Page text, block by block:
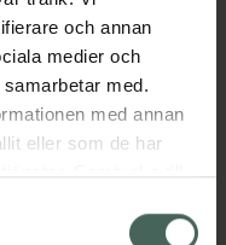
och annan
medier och
med.
med annan
eller som de har
Samtycke till
skonsamt
jämn hud.Den
fast och
ut.